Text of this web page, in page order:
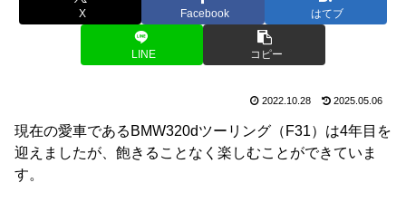
X Facebook はてブ
LINE コピー
2022.10.28 2025.05.06
現在の愛車であるBMW320dツーリング（F31）は4年目を
迎えましたが、飽きることなく楽しむことができていま
す。